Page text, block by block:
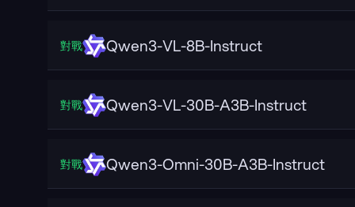
對戰 Qwen3-VL-8B-Instruct
對戰 Qwen3-VL-30B-A3B-Instruct
對戰 Qwen3-Omni-30B-A3B-Instruct